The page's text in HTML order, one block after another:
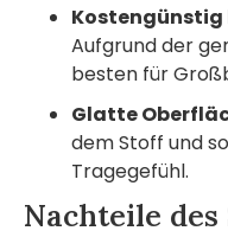
Kostengünstig
Aufgrund der
besten für
Glatte
dem Stoff und
Tragegefühl.
Nachteile